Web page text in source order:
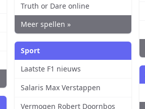
Truth or Dare online
Meer spellen »
Sport
Laatste F1 nieuws
Salaris Max Verstappen
Vermogen Robert Doornbos